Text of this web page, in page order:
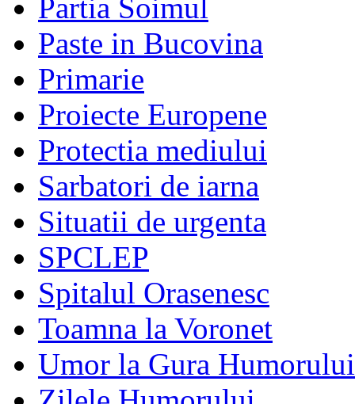
Partia Soimul
Paste in Bucovina
Primarie
Proiecte Europene
Protectia mediului
Sarbatori de iarna
Situatii de urgenta
SPCLEP
Spitalul Orasenesc
Toamna la Voronet
Umor la Gura Humorului